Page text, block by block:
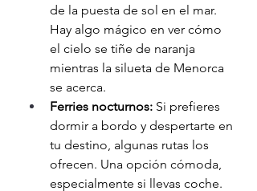
de la puesta de sol en el mar.
Hay algo mágico en ver cómo
el cielo se tiñe de naranja
mientras la silueta de Menorca
se acerca.
Ferries nocturnos: Si prefieres
dormir a bordo y despertarte en
tu destino, algunas rutas los
ofrecen. Una opción cómoda,
especialmente si llevas coche.